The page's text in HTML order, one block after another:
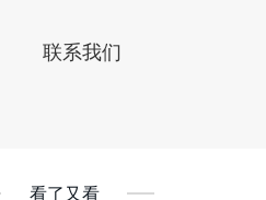
联系我们
看了又看